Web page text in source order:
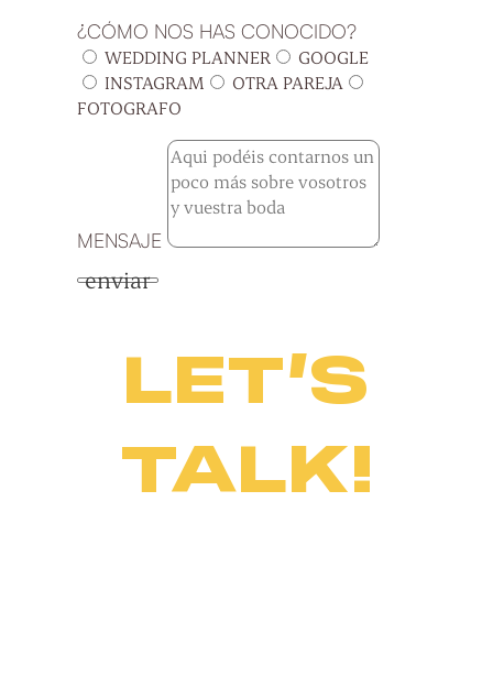
¿CÓMO NOS HAS CONOCIDO?
WEDDING PLANNER
GOOGLE
INSTAGRAM
OTRA PAREJA
FOTOGRAFO
MENSAJE
enviar
LET’S
TALK!